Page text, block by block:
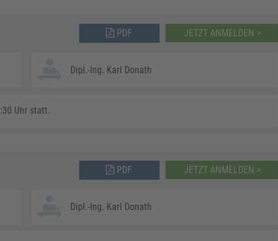
PDF JETZT ANMELDEN >
Dipl.-Ing. Karl Donath
Uhr statt.
PDF JETZT ANMELDEN >
Dipl.-Ing. Karl Donath